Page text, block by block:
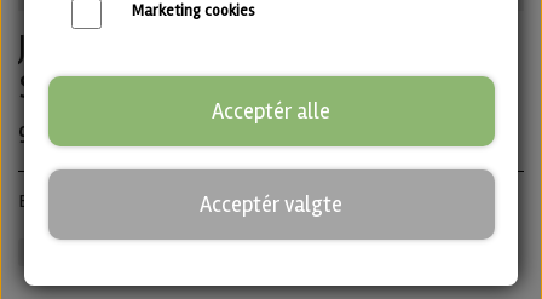
Junk Deluxe - Bourbon BA Imperial
Stout fra Blackout Brewing
99,00 kr.
Bourbon BA Imperial Stout · ABV: 13% · Flaske: 33 cl.
Marketing cookies
Acceptér alle
Acceptér valgte